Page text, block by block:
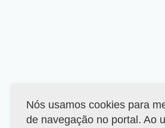
Nós usamos cookies para
de navegação no portal. Ao